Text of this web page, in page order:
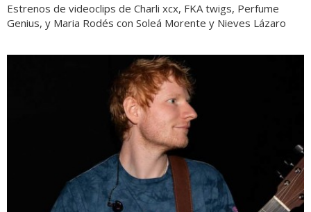
Estrenos de videoclips de Charli xcx, FKA twigs, Perfume
Genius, y Maria Rodés con Soleá Morente y Nieves Lázaro